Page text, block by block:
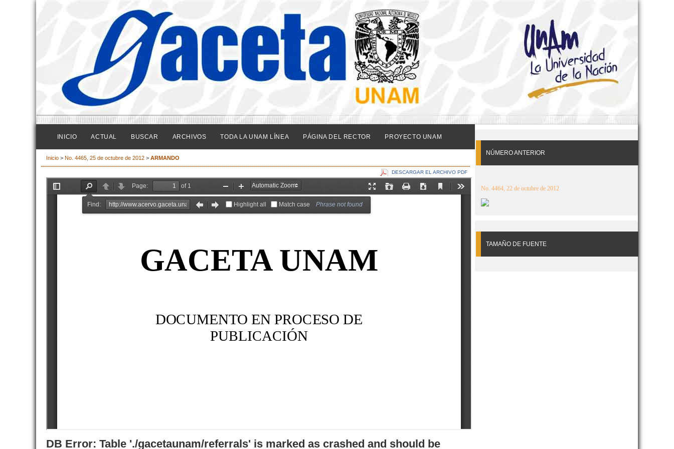
NÚMERO ANTERIOR
No. 4464, 22 de octubre de 2012
TAMAÑO DE FUENTE
INICIO ACTUAL BUSCAR ARCHIVOS TODA LA UNAM LÍNEA PÁGINA DEL RECTOR PROYECTO UNAM
Inicio > No. 4465, 25 de octubre de 2012 > ARMANDO
DESCARGAR EL ARCHIVO PDF
DB Error: Table './gacetaunam/referrals' is marked as crashed and should be